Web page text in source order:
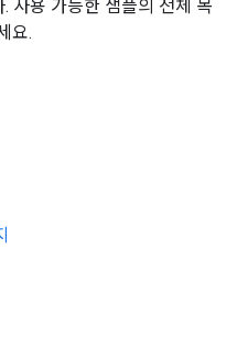
사용 가능한 샘플의 전체 목
요.